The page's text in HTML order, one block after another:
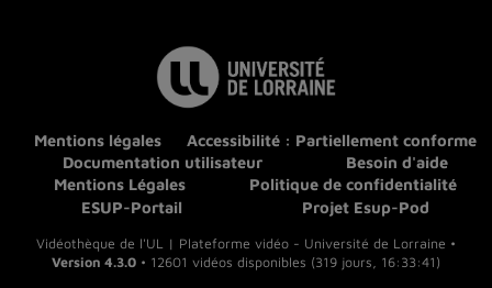
Mentions légales
Accessibilité : Partiellement conforme
Documentation utilisateur
Besoin d'aide
Mentions Légales
Politique de confidentialité
ESUP-Portail
Projet Esup-Pod
Vidéothèque de l'UL | Plateforme vidéo - Université de Lorraine •
Version 4.3.0 • 12601 vidéos disponibles (319 jours, 16:33:41)